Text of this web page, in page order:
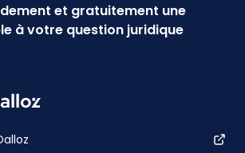
et gratuitement une
à votre question juridique